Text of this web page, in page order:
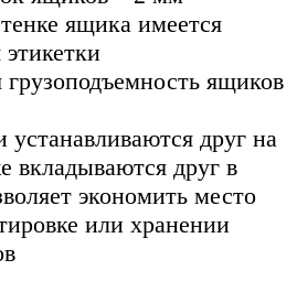
ящика имеется
грузоподъемность ящиков
друг на
вкладываются друг в
экономить место
или хранении